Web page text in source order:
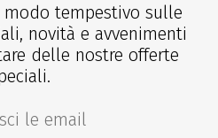
modo tempestivo sulle
novità e avvenimenti
delle nostre offerte